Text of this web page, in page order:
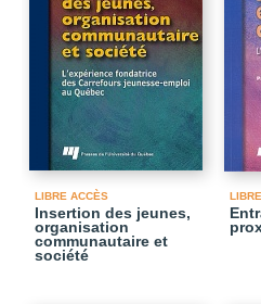
LIBRE ACCÈS
Insertion des jeunes,
organisation
communautaire et
société